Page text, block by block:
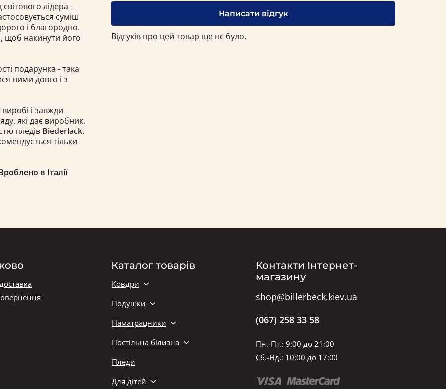
лідера -
суміш
і благородно.
щоб накинути його
подарунка - така
ними довго і з
і завжди
які дає виробник.
пледів Biederlack.
тільки
в Італії
Написати відгук
Відгуків про цей товар ще не було.
Каталог товарів
Ковдри
Подушки
Наматрацники
Постільна білизна
Пледи
Для дітей
Контакти Інтернет-
магазину
shop@billerbeck.kiev.ua
(067) 258 33 58
Пн.-Пт.: 9:00 до 21:00
Сб.-Нд.: 10:00 до 17:00